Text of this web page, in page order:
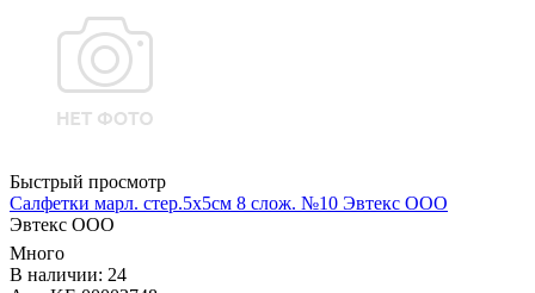
Быстрый просмотр
Салфетки марл. стер.5х5см 8 слож. №10 Эвтекс ООО
Эвтекс ООО
Много
В наличии: 24